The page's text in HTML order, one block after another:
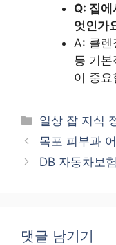
Q: 집에
엇인가
A: 클렌
등 기본
이 중요
카
테
리
일상 잡 지식
목포 피부과
DB 자동차보
댓글 남기기